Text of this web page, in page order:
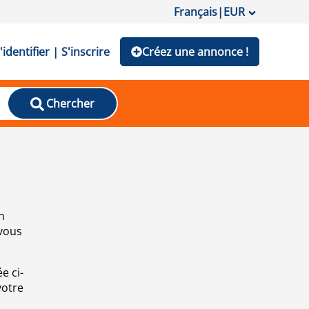
Français|EUR
| S'inscrire Créez une annonce !
Chercher
ci-